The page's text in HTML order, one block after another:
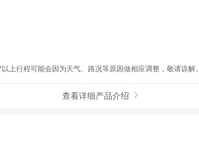
以上行程可能会因为天气、路况等原因做相应调整，敬请谅解。
查看详细产品介绍 